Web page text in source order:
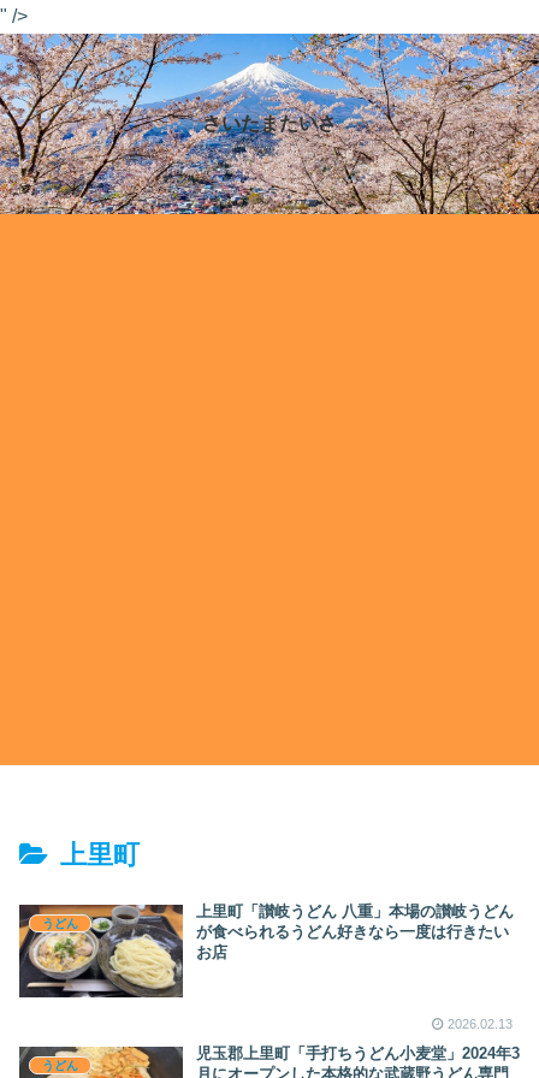
" />
さいたまたいさ
上里町
うどん
上里町「讃岐うどん 八重」本場の讃岐うどん
が食べられるうどん好きなら一度は行きたい
お店
2026.02.13
うどん
児玉郡上里町「手打ちうどん小麦堂」2024年3
月にオープンした本格的な武蔵野うどん専門